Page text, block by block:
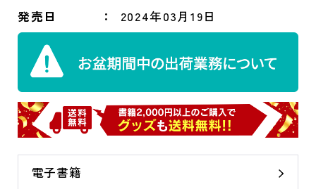
発売日 2024年03月19日
電子書籍